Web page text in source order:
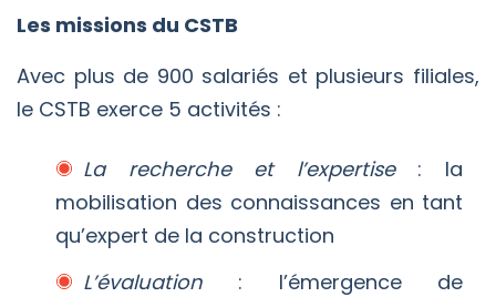
Les missions du CSTB
Avec plus de 900 salariés et plusieurs filiales,
le CSTB exerce 5 activités :
La recherche et l’expertise: la
mobilisation des connaissances en tant
qu’expert de la construction
L’évaluation : l’émergence de